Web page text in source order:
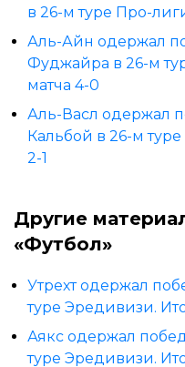
в 26-м туре Про-
Аль-Айн одержал
Фуджайра в 26-м
матча 4-0
Аль-Васл одержал
Кальбой в 26-м
2-1
Другие
«Футбол»
Утрехт одержал
туре Эредивизи.
Аякс одержал
туре Эредивизи.